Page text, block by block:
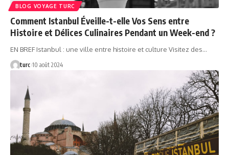
BLOG VOYAGE TURC
Comment Istanbul Éveille-t-elle Vos Sens entre
Histoire et Délices Culinaires Pendant un Week-end ?
EN BREF Istanbul : une ville entre histoire et culture Visitez des…
turc 10 août 2024